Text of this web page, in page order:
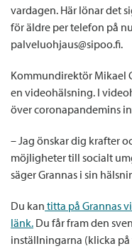
vardagen. Här lönar det
för äldre per telefon på
palveluohjaus@sipoo.fi.
Kommundirektör Mikael
en videohälsning. I
över coronapandemins
– Jag önskar dig krafter
möjligheter till socialt
säger Grannas i sin
Du kan titta på Grannas
länk. Du får fram den
inställningarna (klicka